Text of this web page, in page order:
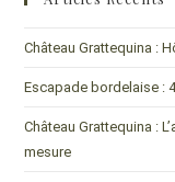
Château Grattequina :
Escapade bordelaise :
Château Grattequina :
mesure